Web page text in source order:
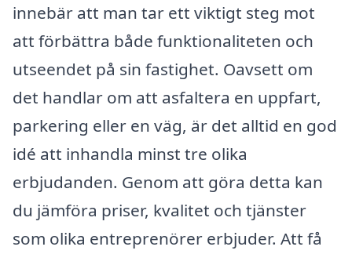
innebär att man tar ett viktigt steg mot
att förbättra både funktionaliteten och
utseendet på sin fastighet. Oavsett om
det handlar om att asfaltera en uppfart,
parkering eller en väg, är det alltid en god
idé att inhandla minst tre olika
erbjudanden. Genom att göra detta kan
du jämföra priser, kvalitet och tjänster
som olika entreprenörer erbjuder. Att få